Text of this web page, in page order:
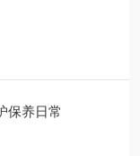
保养日常